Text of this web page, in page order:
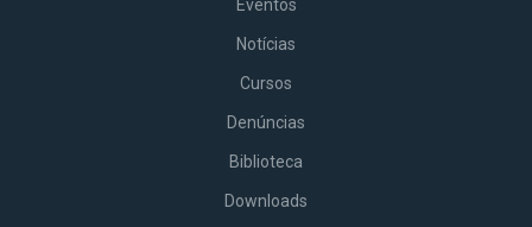
Eventos
Notícias
Cursos
Denúncias
Biblioteca
Downloads